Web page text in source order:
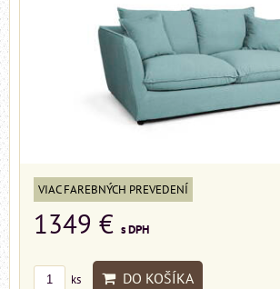
VIAC FAREBNÝCH PREVEDENÍ
1349 € s DPH
ks DO KOŠÍKA